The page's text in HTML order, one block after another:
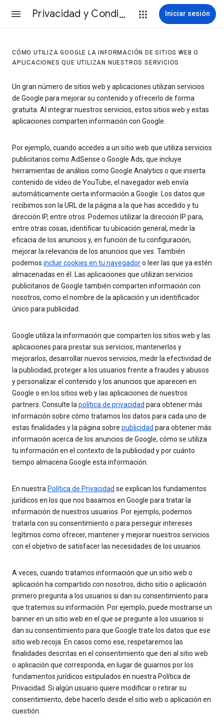
Privacidad y Condiciones Iniciar sesión
CÓMO UTILIZA GOOGLE LA INFORMACIÓN DE SITIOS WEB O
APLICACIONES QUE UTILIZAN NUESTROS SERVICIOS
Un gran número de sitios web y aplicaciones utilizan servicios
de Google para mejorar su contenido y ofrecerlo de forma
gratuita. Al integrar nuestros servicios, estos sitios web y estas
aplicaciones comparten información con Google.
Por ejemplo, cuando accedes a un sitio web que utiliza servicios
publicitarios como AdSense o Google Ads, que incluye
herramientas de análisis como Google Analytics o que inserta
contenido de vídeo de YouTube, el navegador web envía
automáticamente cierta información a Google. Los datos que
recibimos son la URL de la página a la que has accedido y tu
dirección IP, entre otros. Podemos utilizar la dirección IP para,
entre otras cosas, identificar tu ubicación general, medir la
eficacia de los anuncios y, en función de tu configuración,
mejorar la relevancia de los anuncios que ves. También
podemos incluir cookies en tu navegadoro leer las que ya estén
almacenadas en él. Las aplicaciones que utilizan servicios
publicitarios de Google también comparten información con
nosotros, como el nombre de la aplicación y un identificador
único para publicidad.
Google utiliza la información que comparten los sitios web y las
aplicaciones para prestar sus servicios, mantenerlos y
mejorarlos, desarrollar nuevos servicios, medir la efectividad de
la publicidad, proteger a los usuarios frente a fraudes y abusos
y personalizar el contenido y los anuncios que aparecen en
Google o en los sitios web y las aplicaciones de nuestros
partners. Consulte lapolítica de privacidad para obtener más
información sobre cómo tratamos los datos para cada uno de
estas finalidades y la página sobre publicidad para obtener más
información acerca de los anuncios de Google, cómo se utiliza
tu información en el contexto de la publicidad y por cuánto
tiempo almacena Google esta información.
En nuestra Política de Privacidad se explican los fundamentos
jurídicos en los que nos basamos en Google para tratar la
información de nuestros usuarios. Por ejemplo, podemos
tratarla con su consentimiento o para perseguir intereses
legítimos como ofrecer, mantener y mejorar nuestros servicios
con el objetivo de satisfacer las necesidades de los usuarios.
A veces, cuando tratamos información que un sitio web o
aplicación ha compartido con nosotros, dicho sitio o aplicación
primero pregunta a los usuarios si dan su consentimiento para
que tratemos su información. Por ejemplo, puede mostrarse un
banner en un sitio web en el que se pregunte a los usuarios si
dan su consentimiento para que Google trate los datos que ese
sitio web recoja. En casos como ese, respetaremos las
finalidades descritas en el consentimiento que den al sitio web
o aplicación que corresponda, en lugar de guiarnos por los
fundamentos jurídicos estipulados en nuestra Política de
Privacidad. Si algún usuario quiere modificar o retirar su
consentimiento, debe hacerlo desde el sitio web o aplicación en
cuestión.